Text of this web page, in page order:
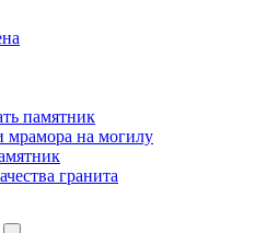
памятник
мрамора на могилу
гранита